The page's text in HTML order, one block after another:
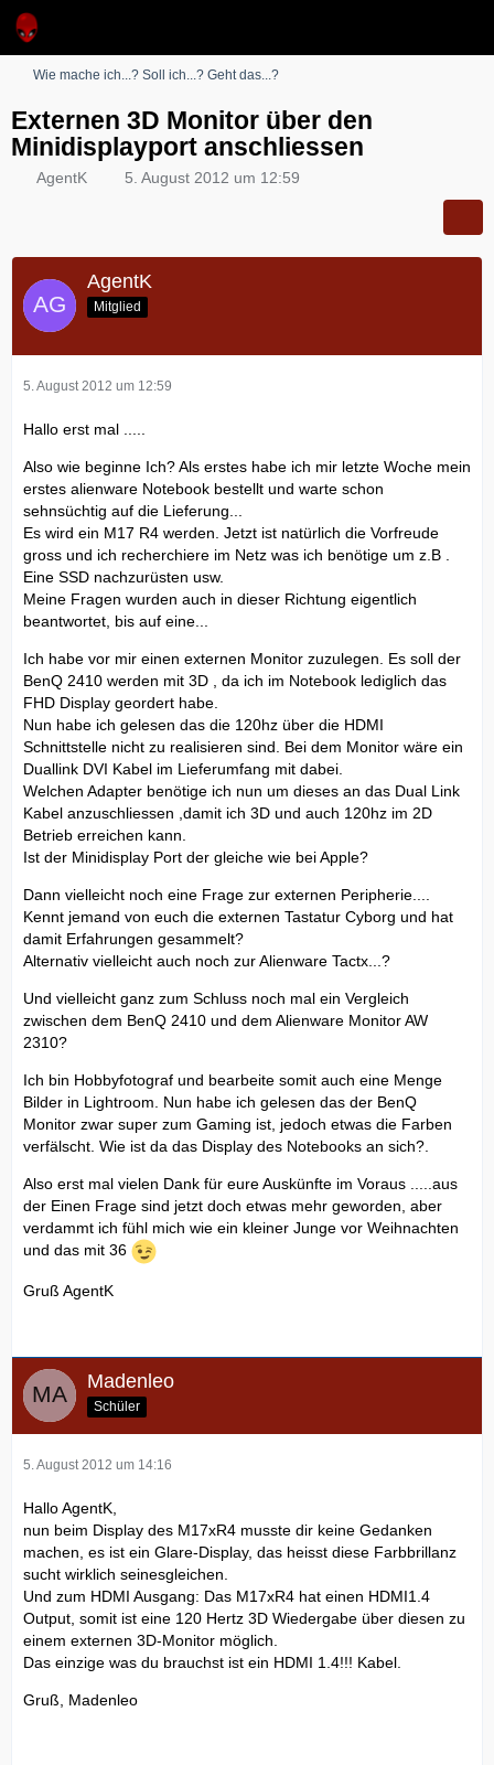
Wie mache ich...? Soll ich...? Geht das...?
Externen 3D Monitor über den
Minidisplayport anschliessen
AgentK 5. August 2012 um 12:59
AgentK
Mitglied
5. August 2012 um 12:59
Hallo erst mal .....
Also wie beginne Ich? Als erstes habe ich mir letzte Woche mein
erstes alienware Notebook bestellt und warte schon
sehnsüchtig auf die Lieferung...
Es wird ein M17 R4 werden. Jetzt ist natürlich die Vorfreude
gross und ich recherchiere im Netz was ich benötige um z.B .
Eine SSD nachzurüsten usw.
Meine Fragen wurden auch in dieser Richtung eigentlich
beantwortet, bis auf eine...
Ich habe vor mir einen externen Monitor zuzulegen. Es soll der
BenQ 2410 werden mit 3D , da ich im Notebook lediglich das
FHD Display geordert habe.
Nun habe ich gelesen das die 120hz über die HDMI
Schnittstelle nicht zu realisieren sind. Bei dem Monitor wäre ein
Duallink DVI Kabel im Lieferumfang mit dabei.
Welchen Adapter benötige ich nun um dieses an das Dual Link
Kabel anzuschliessen ,damit ich 3D und auch 120hz im 2D
Betrieb erreichen kann.
Ist der Minidisplay Port der gleiche wie bei Apple?
Dann vielleicht noch eine Frage zur externen Peripherie....
Kennt jemand von euch die externen Tastatur Cyborg und hat
damit Erfahrungen gesammelt?
Alternativ vielleicht auch noch zur Alienware Tactx...?
Und vielleicht ganz zum Schluss noch mal ein Vergleich
zwischen dem BenQ 2410 und dem Alienware Monitor AW
2310?
Ich bin Hobbyfotograf und bearbeite somit auch eine Menge
Bilder in Lightroom. Nun habe ich gelesen das der BenQ
Monitor zwar super zum Gaming ist, jedoch etwas die Farben
verfälscht. Wie ist da das Display des Notebooks an sich?.
Also erst mal vielen Dank für eure Auskünfte im Voraus .....aus
der Einen Frage sind jetzt doch etwas mehr geworden, aber
verdammt ich fühl mich wie ein kleiner Junge vor Weihnachten
und das mit 36
Gruß AgentK
Madenleo
Schüler
5. August 2012 um 14:16
Hallo AgentK,
nun beim Display des M17xR4 musste dir keine Gedanken
machen, es ist ein Glare-Display, das heisst diese Farbbrillanz
sucht wirklich seinesgleichen.
Und zum HDMI Ausgang: Das M17xR4 hat einen HDMI1.4
Output, somit ist eine 120 Hertz 3D Wiedergabe über diesen zu
einem externen 3D-Monitor möglich.
Das einzige was du brauchst ist ein HDMI 1.4!!! Kabel.
Gruß, Madenleo